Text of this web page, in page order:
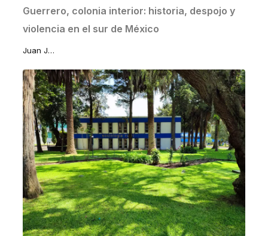
Guerrero, colonia interior: historia, despojo y
violencia en el sur de México
Juan José Lomelí Sánchez